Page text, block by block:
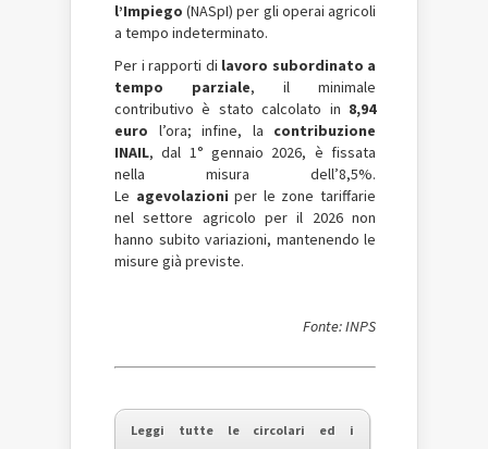
l’Impiego (NASpI) per gli operai agricoli
a tempo indeterminato.
Per i rapporti di lavoro subordinato a
tempo parziale, il minimale
contributivo è stato calcolato in 8,94
euro l’ora; infine, la contribuzione
INAIL, dal 1° gennaio 2026, è fissata
nella misura dell’8,5%.
Le agevolazioni per le zone tariffarie
nel settore agricolo per il 2026 non
hanno subito variazioni, mantenendo le
misure già previste.
Fonte: INPS
Leggi tutte le circolari ed i